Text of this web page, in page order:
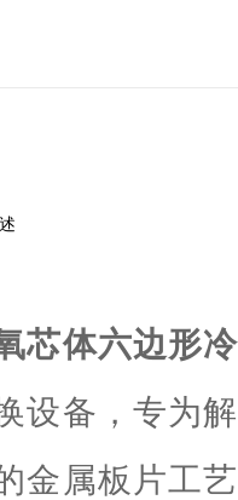
芯体六边形
设备，专为
金属板片工